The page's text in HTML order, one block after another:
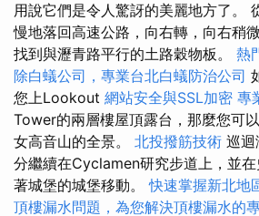
用說它們是令人驚訝的美麗地方了。
慢地落回高速公路，向右轉，向右稍
找到與瀝青路平行的土路穀物板。 熱
除白蟻公司，專業台北白蟻防治公司
您上Lookout 網站安全與SSL加密 專
Tower的兩層樓屋頂露台，那麼您可
女高音山的全景。 北投撥筋技術 巡迴
分繼續在Cyclamen研究步道上，並
著城堡的城堡移動。快速掌握新北地
頂樓漏水問題，為您解決頂樓漏水的